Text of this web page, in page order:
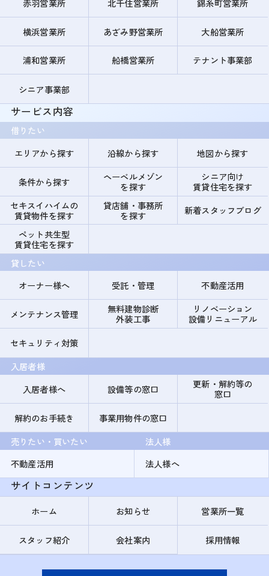
赤羽営業所 北千住営業所 錦糸町営業所
横浜営業所 あざみ野営業所 大船営業所
浦和営業所 船橋営業所 テナント事業部
シニア事業部
サービス内容
借りたい
エリアから探す
沿線から探す 地図から探す
条件から探す
ヘーベルメゾン
を探す
シニア向け
賃貸住宅を探す
セキスイハイムの
賃貸物件を探す
貸店舗・事務所
を探す
新着スタッフブログ
ペット共生型
賃貸住宅を探す
貸したい
オーナー様へ
受託・管理 不動産活用
メンテナンス管理
無料建物診断
外装工事
リノベーション
設備リニューアル
セキュリティ対策
入居者様
入居者様へ
設備等の窓口
更新・解約等の
窓口
解約のお手続き
事業用物件の窓口
売りたい・買いたい
不動産活用
法人様
法人様へ
サイトコンテンツ
ホーム お知らせ 営業所一覧
スタッフ紹介 会社案内 採用情報